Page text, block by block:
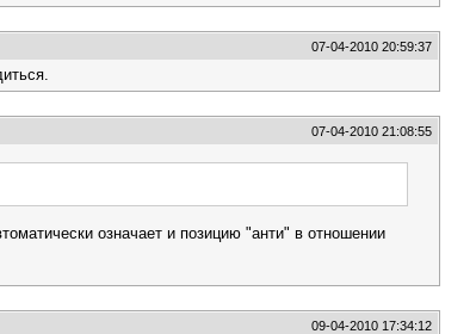
07-04-2010 20:59:37
07-04-2010 21:08:55
означает и позицию "анти" в отношении
09-04-2010 17:34:12